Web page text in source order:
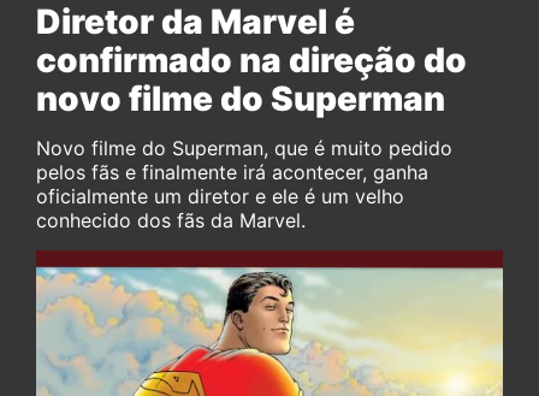
Diretor da Marvel é
confirmado na direção do
novo filme do Superman
Novo filme do Superman, que é muito pedido
pelos fãs e finalmente irá acontecer, ganha
oficialmente um diretor e ele é um velho
conhecido dos fãs da Marvel.